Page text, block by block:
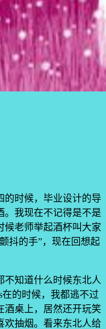
的时候，毕业设计的导
。我现在不记得是不是
候老师举起酒杯叫大家
抖的手”，现在回想起
不知道什么时候东北人
的时候，我都逃不过
酒桌上，居然还开玩笑
欢抽烟。看来东北人给